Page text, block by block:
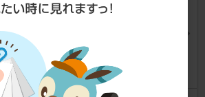
用テールランプ
オールド74さん
25
0